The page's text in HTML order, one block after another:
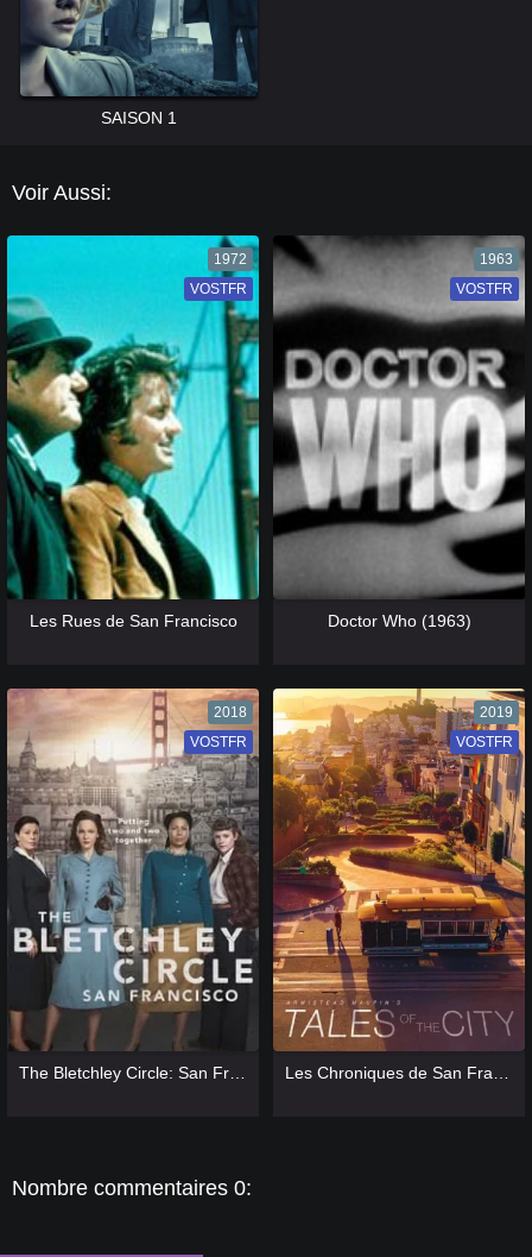
SAISON 1
Voir Aussi:
1972
VF
VOSTFR
Les Rues de San Francisco
1963
VF
VOSTFR
Doctor Who (1963)
2018
VF
VOSTFR
2019
VF
VOSTFR
Nombre commentaires 0: